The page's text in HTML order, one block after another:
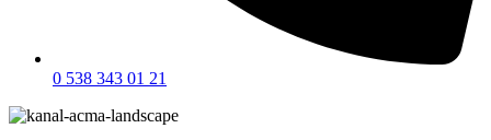
0 538 343 01 21